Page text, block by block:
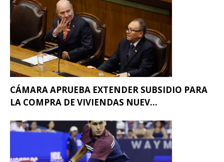
CÁMARA APRUEBA EXTENDER SUBSIDIO PARA
LA COMPRA DE VIVIENDAS NUEV...